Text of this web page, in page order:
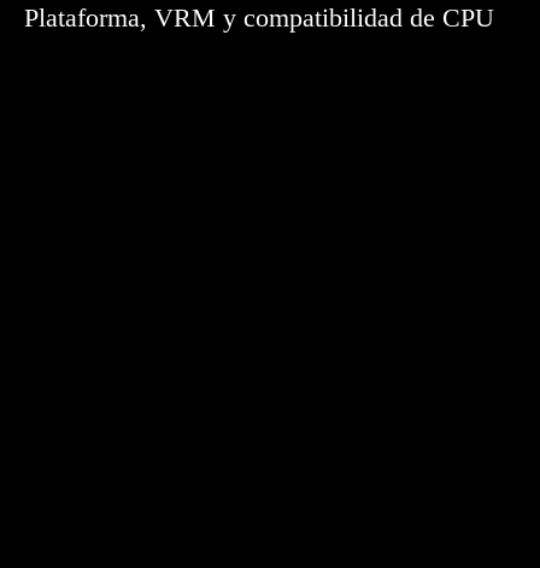
Plataforma, VRM y compatibilidad de CPU